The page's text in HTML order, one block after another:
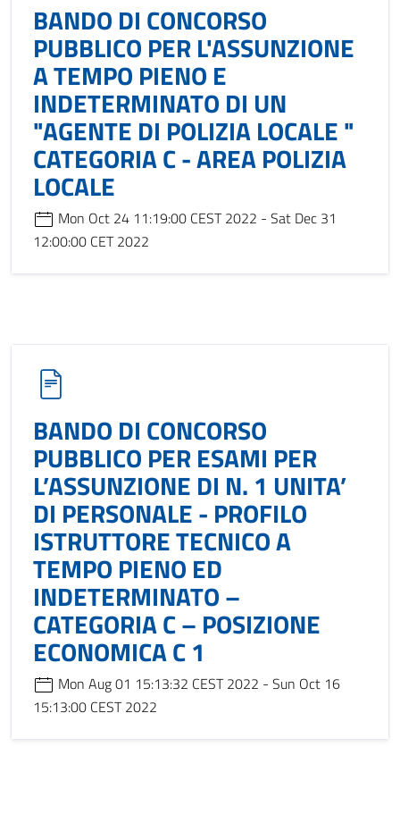
BANDO DI CONCORSO
PUBBLICO PER L'ASSUNZIONE
A TEMPO PIENO E
INDETERMINATO DI UN
"AGENTE DI POLIZIA LOCALE "
CATEGORIA C - AREA POLIZIA
LOCALE
Mon Oct 24 11:19:00 CEST 2022 - Sat Dec 31
12:00:00 CET 2022
BANDO DI CONCORSO
PUBBLICO PER ESAMI PER
L’ASSUNZIONE DI N. 1 UNITA’
DI PERSONALE - PROFILO
ISTRUTTORE TECNICO A
TEMPO PIENO ED
INDETERMINATO –
CATEGORIA C – POSIZIONE
ECONOMICA C 1
Mon Aug 01 15:13:32 CEST 2022 - Sun Oct 16
15:13:00 CEST 2022